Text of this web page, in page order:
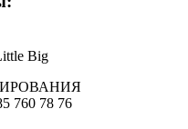
760 78 76